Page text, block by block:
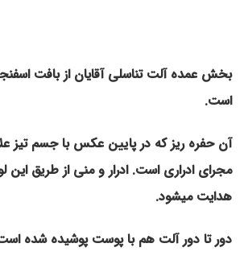
بخش عمده آلت تناسلی آقایان از بافت
است.
آن حفره ریز که در پایین عکس با جسم تیز
مجرای ادراری است. ادرار و منی از طریق این
هدایت میشود.
دور تا دور آلت هم با پوست پوشیده شده